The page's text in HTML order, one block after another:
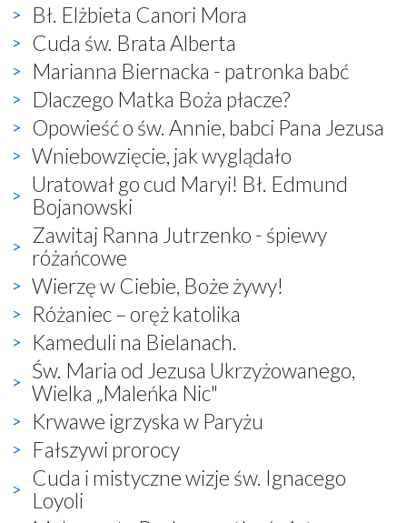
Bł. Elżbieta Canori Mora
Cuda św. Brata Alberta
Marianna Biernacka - patronka babć
Dlaczego Matka Boża płacze?
Opowieść o św. Annie, babci Pana Jezusa
Wniebowzięcie, jak wyglądało
Uratował go cud Maryi! Bł. Edmund
Bojanowski
Zawitaj Ranna Jutrzenko - śpiewy
różańcowe
Wierzę w Ciebie, Boże żywy!
Różaniec – oręż katolika
Kameduli na Bielanach.
Św. Maria od Jezusa Ukrzyżowanego,
Wielka „Maleńka Nic"
Krwawe igrzyska w Paryżu
Fałszywi prorocy
Cuda i mistyczne wizje św. Ignacego
Loyoli